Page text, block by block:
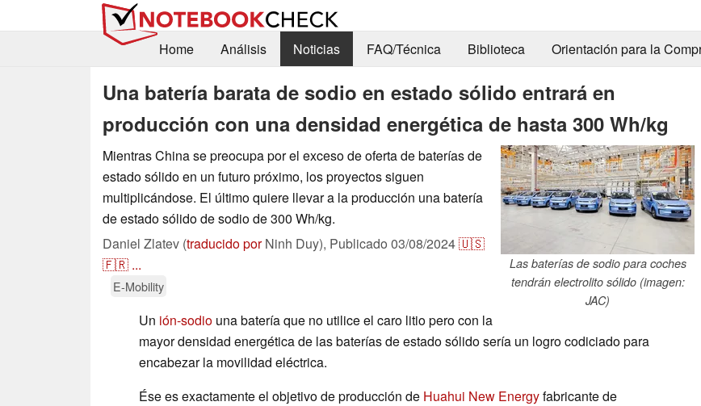
Home
Análisis Noticias FAQ/Técnica Biblioteca Orientación para la
Una batería barata de sodio en estado sólido entrará en
producción con una densidad energética de hasta 300 Wh/kg
Las baterías de sodio para coches
tendrán electrolito sólido (imagen:
JAC)
Mientras China se preocupa por el exceso de oferta de baterías de
estado sólido en un futuro próximo, los proyectos siguen
multiplicándose. El último quiere llevar a la producción una batería
de estado sólido de sodio de 300 Wh/kg.
Daniel Zlatev (traducido porNinh Duy), Publicado 03/08/2024🇺🇸
🇫🇷 ...
E-Mobility
Un ión-sodio una batería que no utilice el caro litio pero con la
mayor densidad energética de las baterías de estado sólido sería un logro codiciado para
encabezar la movilidad eléctrica.
Ése es exactamente el objetivo de producción de Huahui New Energyfabricante de